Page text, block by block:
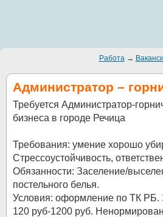
Работа→
Администратор –
Требуется Администратор-
бизнеса в городе Речица
Требования: умение хорошо
Стрессоустойчивость,
Обязанности: Заселение/
постельного белья.
Условия: оформление по ТК РБ.
120 руб-1200 руб.